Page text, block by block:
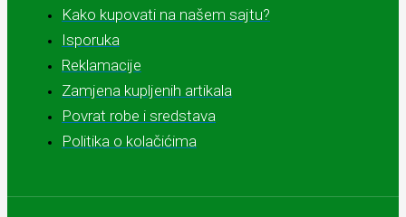
Kako kupovati na našem sajtu?
Isporuka
Reklamacije
Zamjena kupljenih artikala
Povrat robe i sredstava
Politika o kolačićima